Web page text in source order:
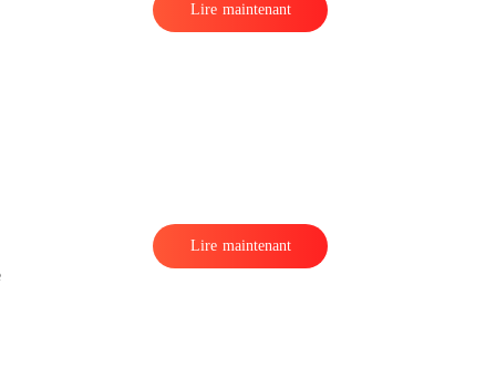
Lire maintenant
Lire maintenant